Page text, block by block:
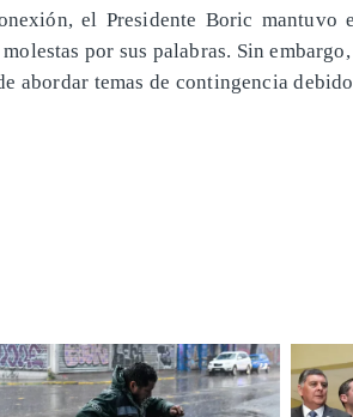
el Presidente Boric mantuvo
por sus palabras. Sin
abordar temas de contingencia